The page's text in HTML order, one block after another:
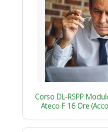
Corso DL-RSPP
Ateco F 16 Ore